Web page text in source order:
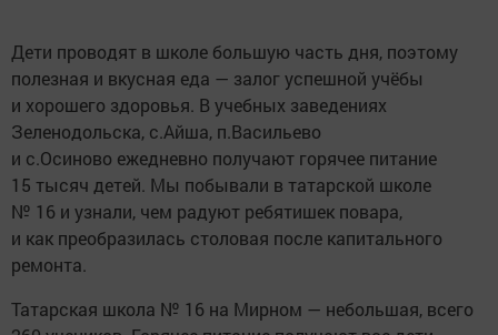
Дети проводят в школе большую часть дня, поэтому
полезная и вкусная еда — залог успешной учёбы
и хорошего здоровья. В учебных заведениях
Зеленодольска, с.Айша, п.Васильево
и с.Осиново ежедневно получают горячее питание
15 тысяч детей. Мы побывали в татарской школе
№ 16 и узнали, чем радуют ребятишек повара,
и как преобразилась столовая после капитального
ремонта.
Татарская школа № 16 на Мирном — небольшая, всего